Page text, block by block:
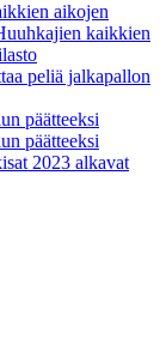
aikojen
kaikkien
peliä jalkapallon
päätteeksi
päätteeksi
2023 alkavat